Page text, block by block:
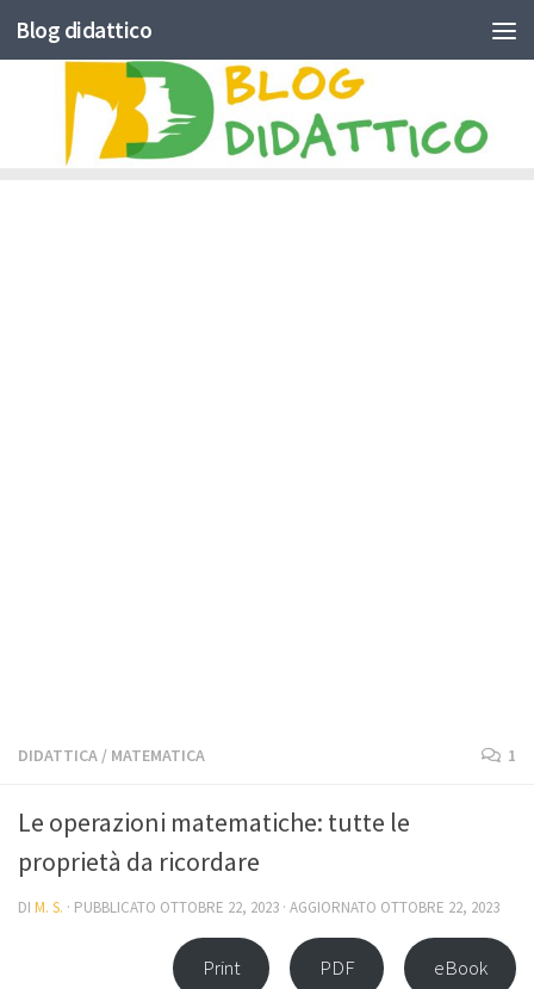
Skip to content
Blog didattico
DIDATTICA / MATEMATICA 1
Le operazioni matematiche: tutte le
proprietà da ricordare
DI M. S. · PUBBLICATO OTTOBRE 22, 2023 · AGGIORNATO OTTOBRE 22, 2023
Print PDF eBook